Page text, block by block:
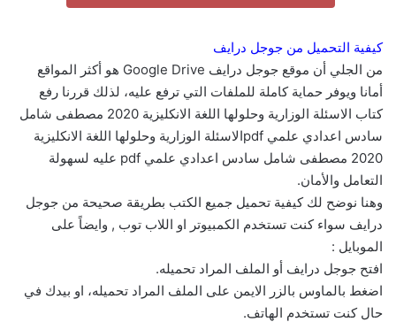
كيفية التحميل من جوجل درايف
من الجلي أن موقع جوجل درايف Google Drive هو أكثر المواقع
أمانا ويوفر حماية كاملة للملفات التي ترفع عليه، لذلك قررنا رفع
كتاب الاسئلة الوزارية وحلولها اللغة الانكليزية 2020 مصطفى شامل
سادس اعدادي علمي pdfالاسئلة الوزارية وحلولها اللغة الانكليزية
2020 مصطفى شامل سادس اعدادي علمي pdf عليه لسهولة
التعامل والأمان.
وهنا نوضح لك كيفية تحميل جميع الكتب بطريقة صحيحة من جوجل
درايف سواء كنت تستخدم الكمبيوتر او اللاب توب , وايضاً على
الموبايل :
افتح جوجل درايف أو الملف المراد تحميله.
اضغط بالماوس بالزر الايمن على الملف المراد تحميله، او بيدك في
حال كنت تستخدم الهاتف.